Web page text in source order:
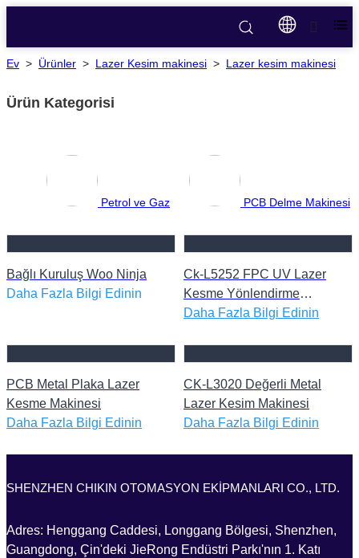
Ev > Ürünler > Lazer Kesim makinesi > Lazer kesim makinesi
Ürün Kategorisi
Petrol ve Gaz PCB Delme Makinesi
Bağlı Kuruluş Woo Ninja
Daha Fazla Bilgi Edinin
Ck-L5252 FPC UV Lazer
Kesme Yönlendirme
Makinesi
Daha Fazla Bilgi Edinin
PCB Metal Plaka Lazer
Kesme Makinesi
Daha Fazla Bilgi Edinin
CK-L3020 Değerli Metal
Lazer Kesim Makinesi
Daha Fazla Bilgi Edinin
SHENZHEN CHIKIN OTOMASYON EKİPMANLARI CO., LTD.
Adres: Henggang Caddesi, Longgang Bölgesi, Shenzhen,
Guangdong, Çin'deki JieRong Endüstri Parkı'nın 1. Katı